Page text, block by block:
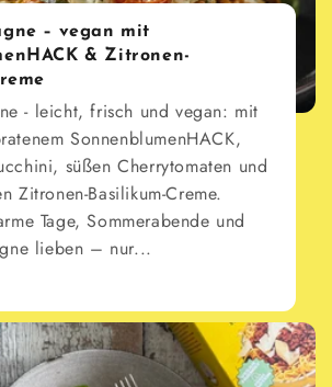
– vegan mit
& Zitronen-
- leicht, frisch und vegan: mit
SonnenblumenHACK,
süßen Cherrytomaten und
Zitronen-Basilikum-Creme.
Tage, Sommerabende und
lieben – nur...